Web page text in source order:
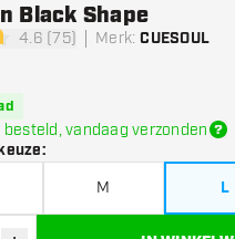
4.6 (75) Merk: CUESOUL
Black Shape
vandaag verzonden
:
M L